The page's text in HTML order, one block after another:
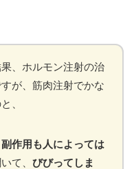
、ホルモン注射の治
が、筋肉注射でかな
、
副作用も人によっては
て、 びびってしま